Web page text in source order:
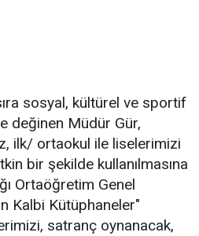
sosyal, kültürel ve sportif
değinen Müdür Gür,
ilk/ ortaokul ile liselerimizi
bir şekilde kullanılmasına
Ortaöğretim Genel
Kalbi Kütüphaneler"
satranç oynanacak,